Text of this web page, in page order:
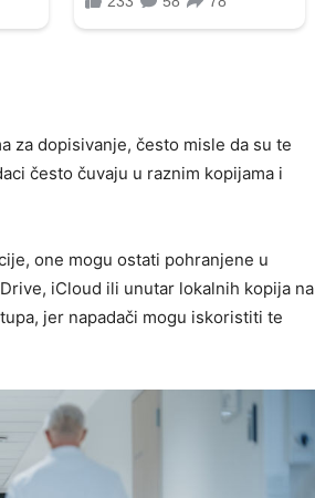
za dopisivanje, često misle da su te
često čuvaju u raznim kopijama i
one mogu ostati pohranjene u
iCloud ili unutar lokalnih kopija na
jer napadači mogu iskoristiti te